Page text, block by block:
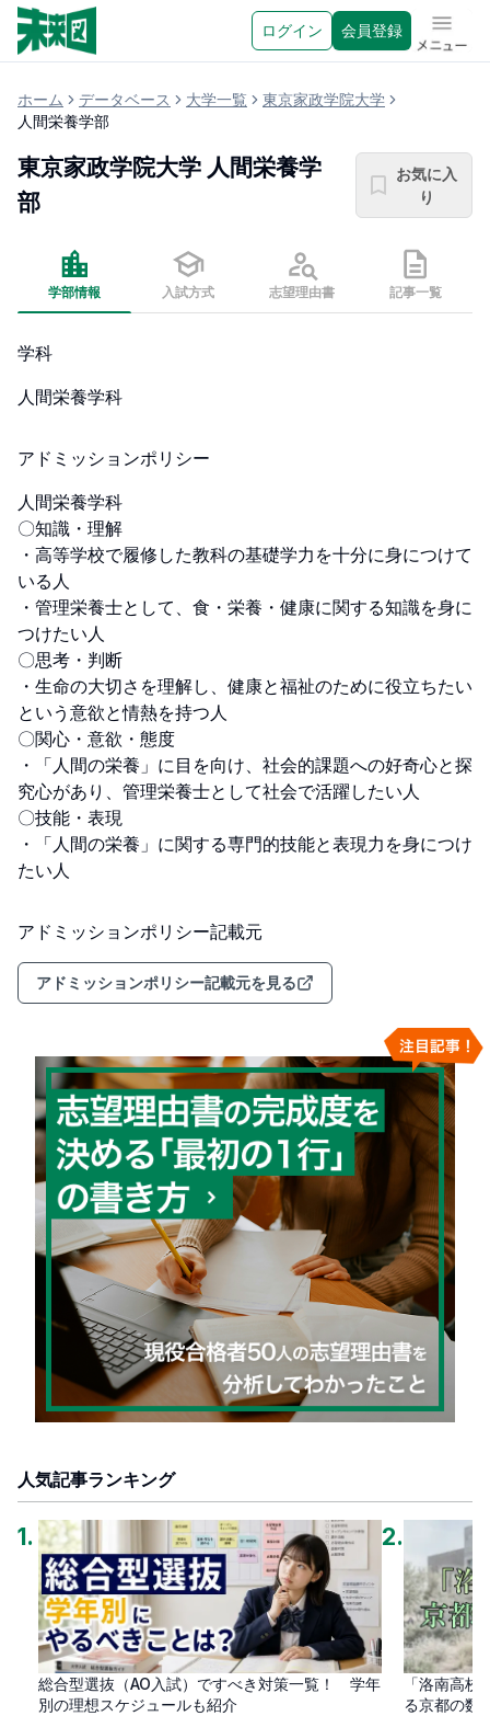
ログイン 会員登録 メニュ
ホーム データベース 大学一覧
東京家政学院大学
人間栄養学部
東京家政学院大学 人間栄養学
部
お気に入
り
学部情報 入試方式 志望理由書 記事一覧
学科
人間栄養学科
アドミッションポリシー
人間栄養学科
〇知識・理解
・高等学校で履修した教科の基礎学力を十分に身につけて
いる人
・管理栄養士として、食・栄養・健康に関する知識を身に
つけたい人
〇思考・判断
・生命の大切さを理解し、健康と福祉のために役立ちたい
という意欲と情熱を持つ人
〇関心・意欲・態度
・「人間の栄養」に目を向け、社会的課題への好奇心と探
究心があり、管理栄養士として社会で活躍したい人
〇技能・表現
・「人間の栄養」に関する専門的技能と表現力を身につけ
たい人
アドミッションポリシー記載元
アドミッションポリシー記載元を見る
人気記事ランキング
1 .
総合型選抜（AO入試）ですべき対策一覧！ 学年
別の理想スケジュールも紹介
2.
「洛南高
る京都の数